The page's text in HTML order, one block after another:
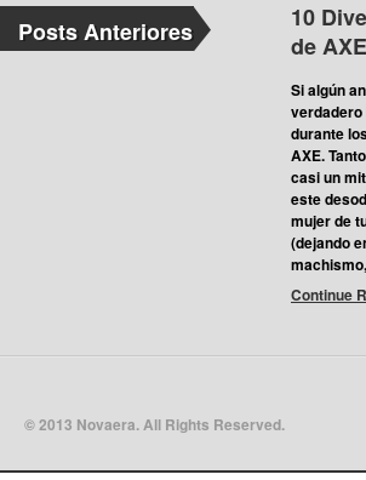
Posts Anteriores
10
de AXE
Si algún
verdadero
durante
AXE.
casi un
este
mujer de
(dejando
Continue
© 2013 Novaera. All Rights Reserved.